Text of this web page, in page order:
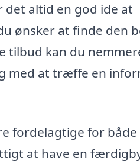
altid en god ide at
ønsker at finde den
tilbud kan du
med at træffe en
fordelagtige for både
at have en